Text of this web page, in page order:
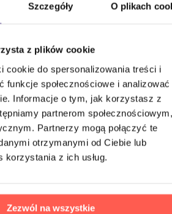
Szczegóły O plikach
z plików cookie
cookie do spersonalizowania treści i
funkcje społecznościowe i analizować
Informacje o tym, jak korzystasz z
partnerom społecznościowym,
Partnerzy mogą połączyć te
otrzymanymi od Ciebie lub
korzystania z ich usług.
Zezwól na wszystkie